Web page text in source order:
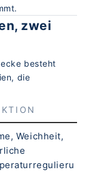
zwei
besteht
die
Weichheit,